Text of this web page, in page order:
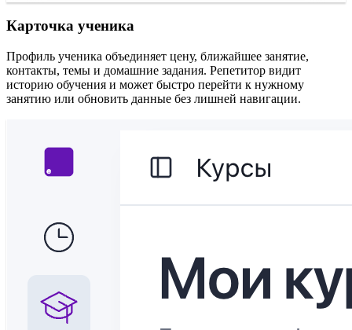
Карточка ученика
Профиль ученика объединяет цену, ближайшее занятие,
контакты, темы и домашние задания. Репетитор видит
историю обучения и может быстро перейти к нужному
занятию или обновить данные без лишней навигации.